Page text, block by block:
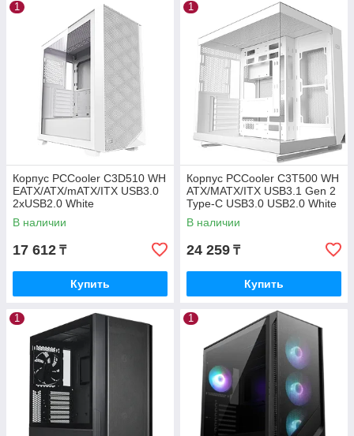
1
Корпус PCCooler C3D510 WH
EATX/ATX/mATX/ITX USB3.0
2xUSB2.0 White
В наличии
17 612 ₸
Купить
1
Корпус PCCooler C3T500 WH
ATX/MATX/ITX USB3.1 Gen 2
Type-C USB3.0 USB2.0 White
В наличии
24 259 ₸
Купить
1 1